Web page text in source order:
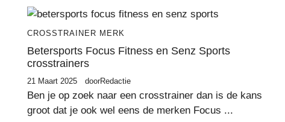
CROSSTRAINER MERK
Betersports Focus Fitness en Senz Sports
crosstrainers
21 Maart 2025 doorRedactie
Ben je op zoek naar een crosstrainer dan is de kans
groot dat je ook wel eens de merken Focus ...